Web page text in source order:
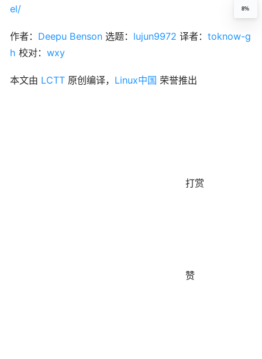
el/
作者： Deepu Benson 选题： lujun9972 译者： toknow-g
h 校对： wxy
本文由 LCTT 原创编译， Linux中国 荣誉推出
打赏
赞
8%